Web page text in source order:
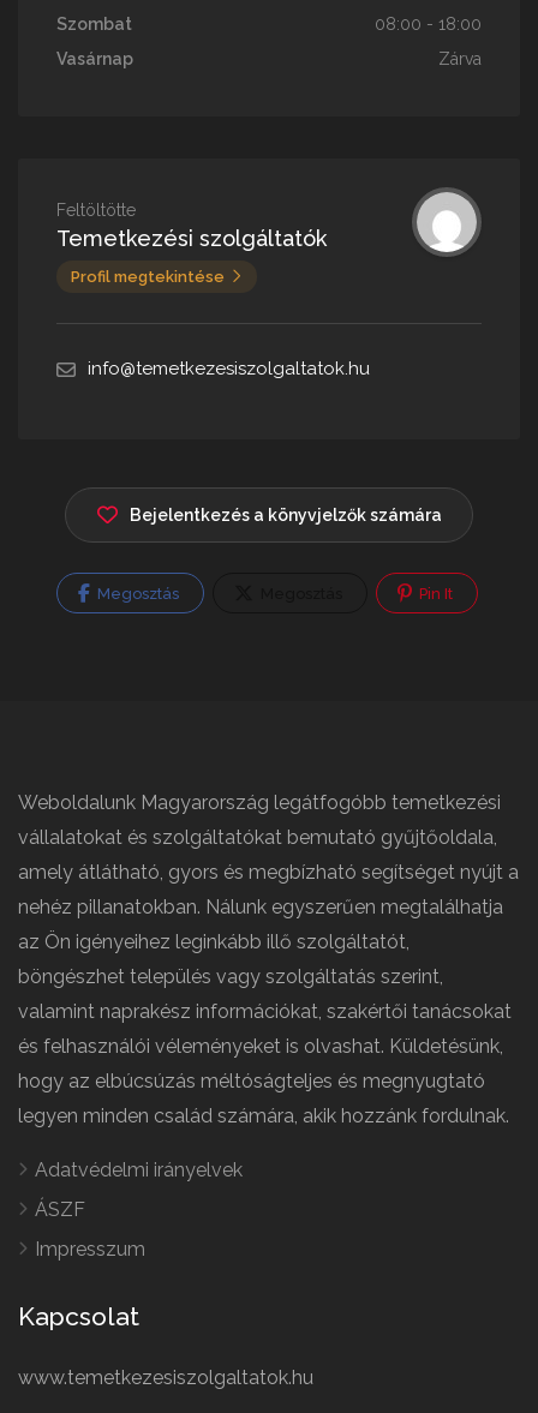
Szombat
08:00 - 18:00
Vasárnap
Zárva
Feltöltötte
Temetkezési szolgáltatók
Profil megtekintése
info@temetkezesiszolgaltatok.hu
Bejelentkezés a könyvjelzők számára
Megosztás Pin It
Weboldalunk Magyarország legátfogóbb temetkezési
vállalatokat és szolgáltatókat bemutató gyűjtőoldala,
amely átlátható, gyors és megbízható segítséget nyújt a
nehéz pillanatokban. Nálunk egyszerűen megtalálhatja
az Ön igényeihez leginkább illő szolgáltatót,
böngészhet település vagy szolgáltatás szerint,
valamint naprakész információkat, szakértői tanácsokat
és felhasználói véleményeket is olvashat. Küldetésünk,
hogy az elbúcsúzás méltóságteljes és megnyugtató
legyen minden család számára, akik hozzánk fordulnak.
Adatvédelmi irányelvek
ÁSZF
Impresszum
Kapcsolat
www.temetkezesiszolgaltatok.hu